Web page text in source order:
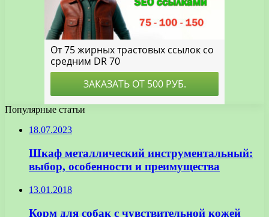
Популярные статьи
18.07.2023
Шкаф металлический инструментальный:
выбор, особенности и преимущества
13.01.2018
Корм для собак с чувствительной кожей